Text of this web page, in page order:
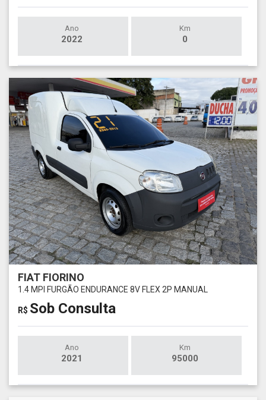
Ano
2022
Km
0
FIAT FIORINO
1.4 MPI FURGÃO ENDURANCE 8V FLEX 2P MANUAL
R$ Sob Consulta
Ano
2021
Km
95000